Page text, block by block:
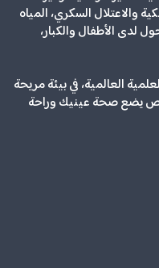
والاعتلال السكري، المياه
لدى الأطفال والكبار،
العالمية، في بيئة مريحة
يضع صحة عينيك وراحة